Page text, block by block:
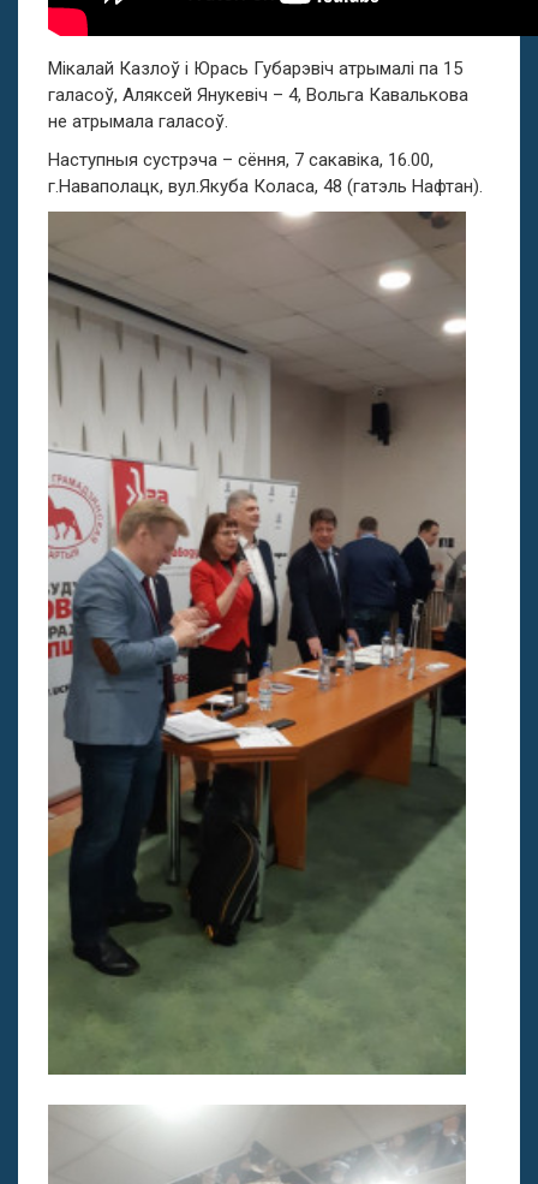
Мікалай Казлоў і Юрась Губарэвіч атрымалі па 15
галасоў, Аляксей Янукевіч – 4, Вольга Кавалькова
не атрымала галасоў.
Наступныя сустрэча – сёння, 7 сакавіка, 16.00,
г.Наваполацк, вул.Якуба Коласа, 48 (гатэль Нафтан).